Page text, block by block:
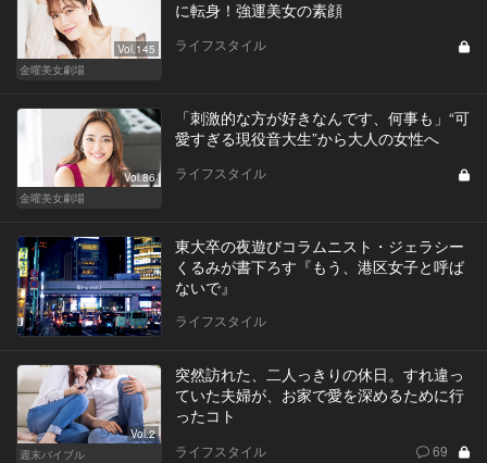
Vol.145
金曜美女劇場
に転身！強運美女の素顔
ライフスタイル
Vol.86
金曜美女劇場
「刺激的な方が好きなんです、何事も」“可
愛すぎる現役音大生”から大人の女性へ
ライフスタイル
東大卒の夜遊びコラムニスト・ジェラシー
くるみが書下ろす『もう、港区女子と呼ば
ないで』
ライフスタイル
Vol.2
週末バイブル
突然訪れた、二人っきりの休日。すれ違っ
ていた夫婦が、お家で愛を深めるために行
ったコト
ライフスタイル 69